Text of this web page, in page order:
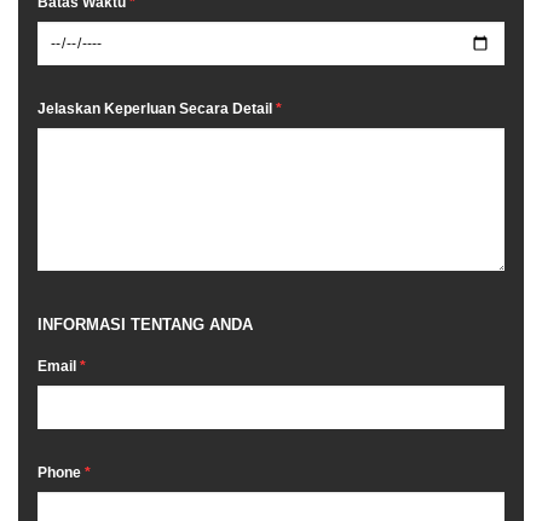
Jelaskan Keperluan Secara Detail *
INFORMASI TENTANG ANDA
Email *
Phone *